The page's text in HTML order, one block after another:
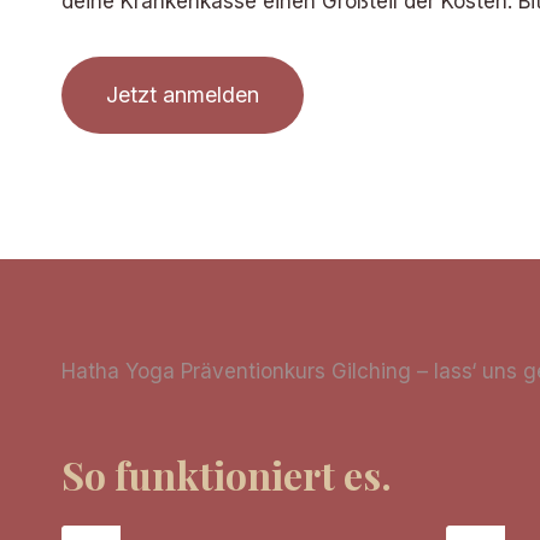
Jetzt anmelden
Hatha Yoga Präventionkurs Gilching – lass‘ uns
So funktioniert es.